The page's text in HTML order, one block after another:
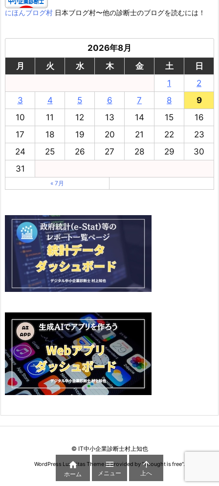
にほんブログ村 日本ブログ村〜他の診断士のブログを読むには！
2026年8月
月
火 水 木 金 土
日
1
2
3
4 5 6 7 8
9
10
11 12 13 14 15
16
17
18 19 20 21 22
23
24
25 26 27 28 29
30
31
« 7月
© IT中小企業診断士村上知也
WordPress Luxeritas Theme is provided by "Thought is free".

ホーム

メニュー

上へ